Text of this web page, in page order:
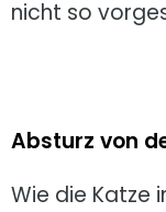
nicht so
Absturz von
Wie die Katze